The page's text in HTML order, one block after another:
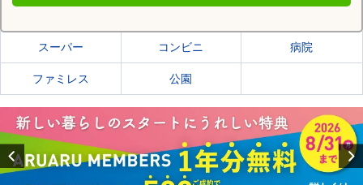
岩見沢市の施設一覧
スーパー コンビニ 病院
ファミレス 公園
Previous